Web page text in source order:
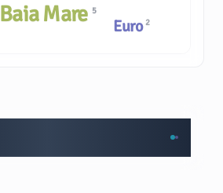
Baia Mare 5
Euro 2